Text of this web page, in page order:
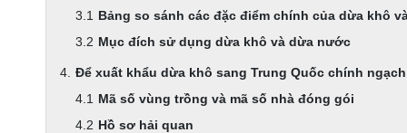
Bảng so sánh các đặc điểm chính của dừa khô
Mục đích sử dụng dừa khô và dừa nước
Để xuất khẩu dừa khô sang Trung Quốc chính
Mã số vùng trồng và mã số nhà đóng gói
Hồ sơ hải quan